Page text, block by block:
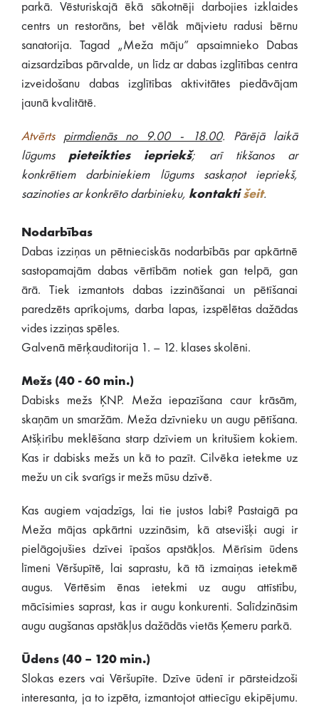
parkā. Vēsturiskajā ēkā sākotnēji darbojies izklaides
centrs un restorāns, bet vēlāk mājvietu radusi bērnu
sanatorija. Tagad „Meža māju” apsaimnieko Dabas
aizsardzības pārvalde, un līdz ar dabas izglītības centra
izveidošanu dabas izglītības aktivitātes piedāvājam
jaunā kvalitātē.
Atvērts pirmdienās no 9.00 - 18.00. Pārējā laikā
lūgums pieteikties iepriekš; arī tikšanos ar
konkrētiem darbiniekiem lūgums saskaņot iepriekš,
sazinoties ar konkrēto darbinieku, kontakti šeit.
Nodarbības
Dabas izziņas un pētnieciskās nodarbībās par apkārtnē
sastopamajām dabas vērtībām notiek gan telpā, gan
ārā. Tiek izmantots dabas izzināšanai un pētīšanai
paredzēts aprīkojums, darba lapas, izspēlētas dažādas
vides izziņas spēles.
Galvenā mērķauditorija 1. – 12. klases skolēni.
Mežs (40 - 60 min.)
Dabisks mežs ĶNP. Meža iepazīšana caur krāsām,
skaņām un smaržām. Meža dzīvnieku un augu pētīšana.
Atšķirību meklēšana starp dzīviem un kritušiem kokiem.
Kas ir dabisks mežs un kā to pazīt. Cilvēka ietekme uz
mežu un cik svarīgs ir mežs mūsu dzīvē.
Kas augiem vajadzīgs, lai tie justos labi? Pastaigā pa
Meža mājas apkārtni uzzināsim, kā atsevišķi augi ir
pielāgojušies dzīvei īpašos apstākļos. Mērīsim ūdens
līmeni Vēršupītē, lai saprastu, kā tā izmaiņas ietekmē
augus. Vērtēsim ēnas ietekmi uz augu attīstību,
mācīsimies saprast, kas ir augu konkurenti. Salīdzināsim
augu augšanas apstākļus dažādās vietās Ķemeru parkā.
Ūdens (40 – 120 min.)
Slokas ezers vai Vēršupīte. Dzīve ūdenī ir pārsteidzoši
interesanta, ja to izpēta, izmantojot attiecīgu ekipējumu.